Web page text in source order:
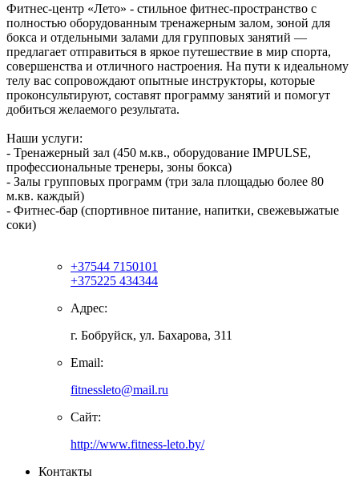
Фитнес-центр «Лето» - стильное фитнес-пространство с
полностью оборудованным тренажерным залом, зоной для
бокса и отдельными залами для групповых занятий —
предлагает отправиться в яркое путешествие в мир спорта,
совершенства и отличного настроения. На пути к идеальному
телу вас сопровождают опытные инструкторы, которые
проконсультируют, составят программу занятий и помогут
добиться желаемого результата.
Наши услуги:
- Тренажерный зал (450 м.кв., оборудование IMPULSE,
профессиональные тренеры, зоны бокса)
- Залы групповых программ (три зала площадью более 80
м.кв. каждый)
- Фитнес-бар (спортивное питание, напитки, свежевыжатые
соки)
+37544 7150101
+375225 434344
Адрес:
г. Бобруйск, ул. Бахарова, 311
Email:
fitnessleto@mail.ru
Сайт:
http://www.fitness-leto.by/
Контакты